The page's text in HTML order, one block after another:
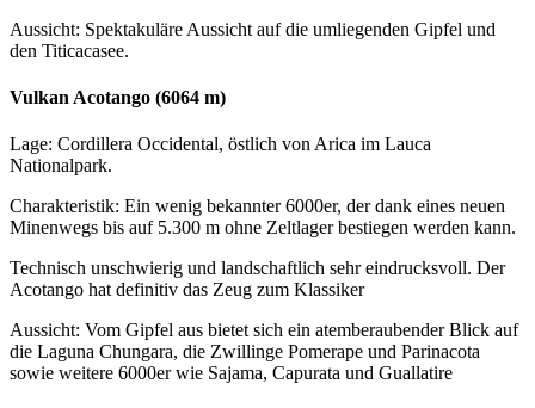
Aussicht: Spektakuläre Aussicht auf die umliegenden Gipfel und
den Titicacasee.
Vulkan Acotango (6064 m)
Lage: Cordillera Occidental, östlich von Arica im Lauca
Nationalpark.
Charakteristik: Ein wenig bekannter 6000er, der dank eines neuen
Minenwegs bis auf 5.300 m ohne Zeltlager bestiegen werden kann.
Technisch unschwierig und landschaftlich sehr eindrucksvoll. Der
Acotango hat definitiv das Zeug zum Klassiker
Aussicht: Vom Gipfel aus bietet sich ein atemberaubender Blick auf
die Laguna Chungara, die Zwillinge Pomerape und Parinacota
sowie weitere 6000er wie Sajama, Capurata und Guallatire